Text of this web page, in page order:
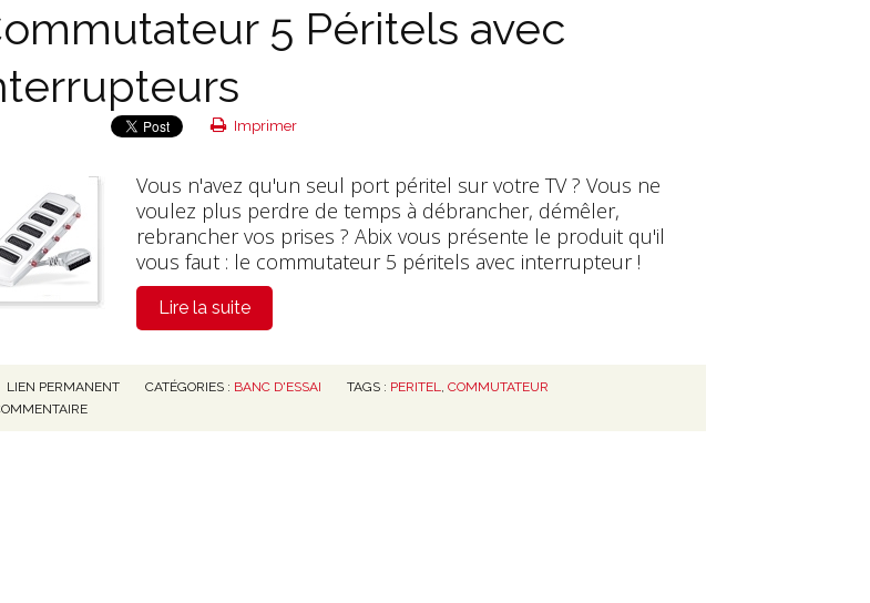
5 Péritels avec
Imprimer
Vous n'avez qu'un seul port péritel sur votre TV ? Vous ne
voulez plus perdre de temps à débrancher, démêler,
rebrancher vos prises ? Abix vous présente le produit qu'il
vous faut : le commutateur 5 péritels avec interrupteur !
Lire la suite
LIEN PERMANENT CATÉGORIES : BANC D'ESSAI TAGS : PERITEL, COMMUTATEUR